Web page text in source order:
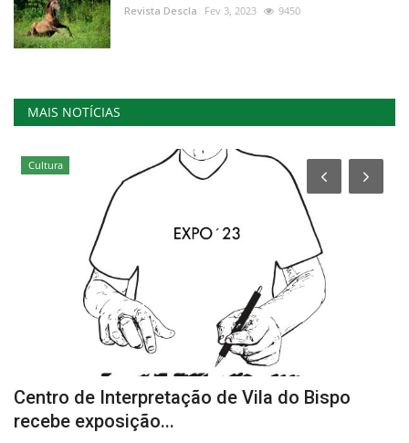
Revista Descla Fev 3, 2023 9450
MAIS NOTÍCIAS
Cultura
Centro de Interpretação de Vila do Bispo
recebe exposição...